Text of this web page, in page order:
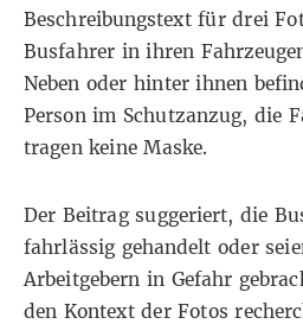
Beschreibungstext für drei
Busfahrer in ihren
Neben oder hinter ihnen
Person im Schutzanzug, die
tragen keine Maske.
Der Beitrag suggeriert, die
fahrlässig gehandelt oder
Arbeitgebern in Gefahr
den Kontext der Fotos